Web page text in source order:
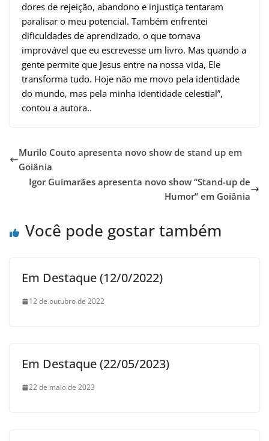
dores de rejeição, abandono e injustiça tentaram
paralisar o meu potencial. Também enfrentei
dificuldades de aprendizado, o que tornava
improvável que eu escrevesse um livro. Mas quando a
gente permite que Jesus entre na nossa vida, Ele
transforma tudo. Hoje não me movo pela identidade
do mundo, mas pela minha identidade celestial”,
contou a autora..
Murilo Couto apresenta novo show de stand up em
Goiânia
Igor Guimarães apresenta novo show “Stand-up de
Humor” em Goiânia
Você pode gostar também
Em Destaque (12/0/2022)
12 de outubro de 2022
Em Destaque (22/05/2023)
22 de maio de 2023